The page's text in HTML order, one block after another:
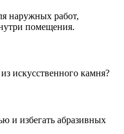
наружных работ,
помещения.
искусственного камня?
и избегать абразивных